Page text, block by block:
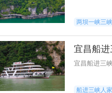
两坝一峡三
宜昌船
宜昌船进三
船进三峡人家